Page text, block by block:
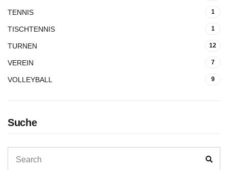
TENNIS 1
TISCHTENNIS 1
TURNEN 12
VEREIN 7
VOLLEYBALL 9
Suche